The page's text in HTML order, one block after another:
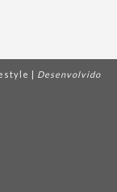
| Desenvolvido